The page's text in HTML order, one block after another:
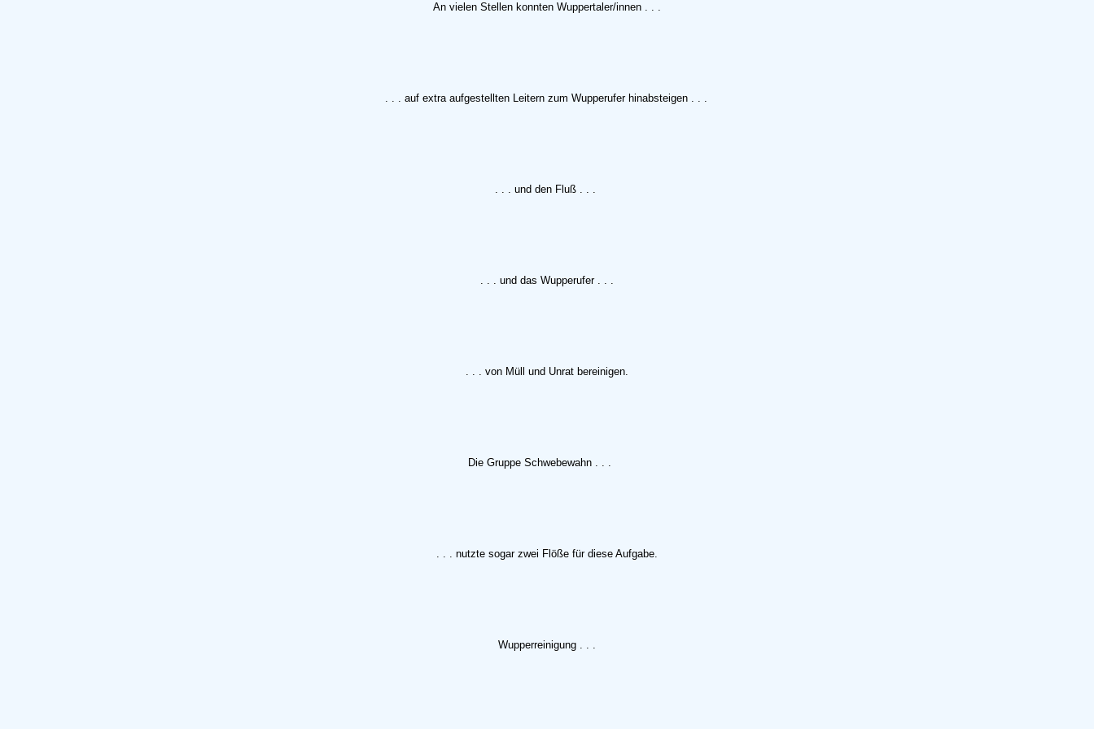
An vielen Stellen konnten Wuppertaler/innen . . .
. . . auf extra aufgestellten Leitern zum Wupperufer hinabsteigen . . .
. . . und den Fluß . . .
. . . und das Wupperufer . . .
. . . von Müll und Unrat bereinigen.
Die Gruppe Schwebewahn . . .
. . . nutzte sogar zwei Flöße für diese Aufgabe.
Wupperreinigung . . .